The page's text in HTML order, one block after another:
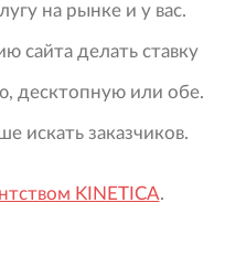
на рынке и у вас.
сайта делать ставку
десктопную или обе.
искать заказчиков.
KINETICA.